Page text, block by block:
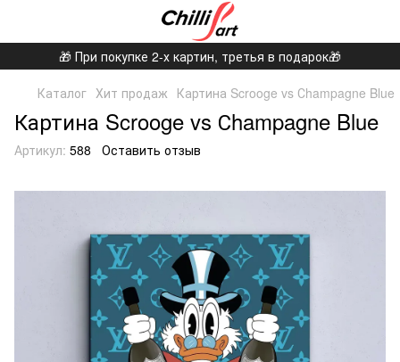
🎁 При покупке 2-х картин, третья в подарок🎁
Каталог Хит продаж Картина Scrooge vs Сhampagne Blue
Картина Scrooge vs Сhampagne Blue
Артикул: 588 Оставить отзыв